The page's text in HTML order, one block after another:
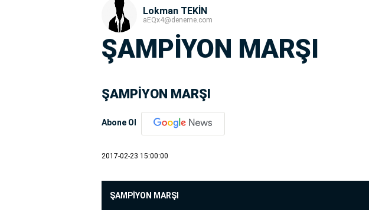
Lokman TEKİN
aEQx4@deneme.com
ŞAMPİYON MARŞI
ŞAMPİYON MARŞI
Abone Ol
2017-02-23 15:00:00
ŞAMPİYON MARŞI